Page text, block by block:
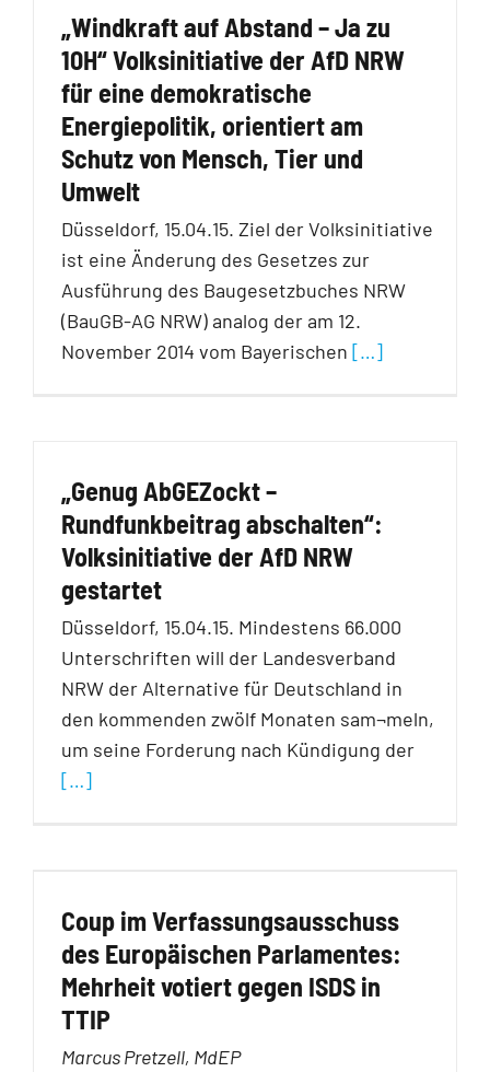
„Windkraft auf Abstand – Ja zu
10H“ Volksinitiative der AfD NRW
für eine demokratische
Energiepolitik, orientiert am
Schutz von Mensch, Tier und
Umwelt
Düsseldorf, 15.04.15. Ziel der Volksinitiative
ist eine Änderung des Gesetzes zur
Ausführung des Baugesetzbuches NRW
(BauGB-AG NRW) analog der am 12.
November 2014 vom Bayerischen […]
„Genug AbGEZockt –
Rundfunkbeitrag abschalten“:
Volksinitiative der AfD NRW
gestartet
Düsseldorf, 15.04.15. Mindestens 66.000
Unterschriften will der Landesverband
NRW der Alternative für Deutschland in
den kommenden zwölf Monaten sam¬meln,
um seine Forderung nach Kündigung der
[…]
Coup im Verfassungsausschuss
des Europäischen Parlamentes:
Mehrheit votiert gegen ISDS in
TTIP
Marcus Pretzell, MdEP